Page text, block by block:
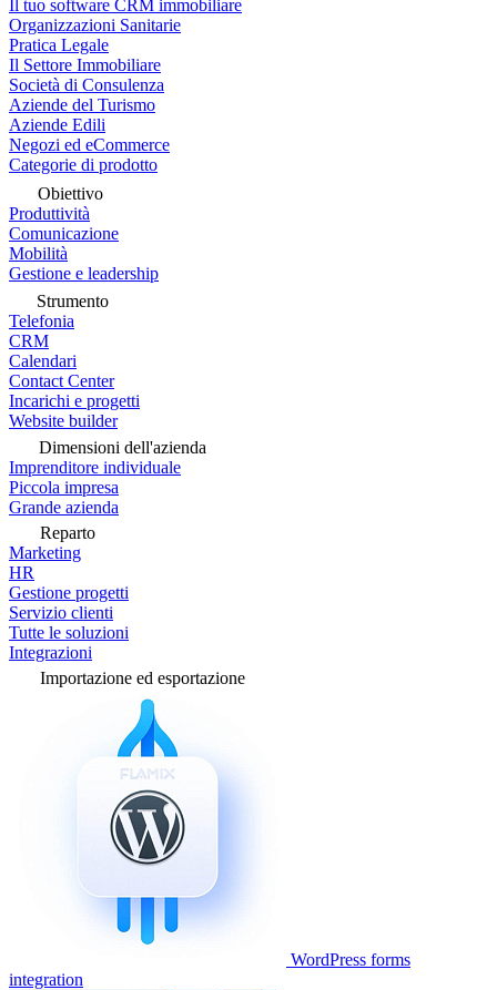
Il tuo software CRM immobiliare
Organizzazioni Sanitarie
Pratica Legale
Il Settore Immobiliare
Società di Consulenza
Aziende del Turismo
Aziende Edili
Negozi ed eCommerce
Categorie di prodotto
Obiettivo
Produttività
Comunicazione
Mobilità
Gestione e leadership
Strumento
Telefonia
CRM
Calendari
Contact Center
Incarichi e progetti
Website builder
Dimensioni dell'azienda
Imprenditore individuale
Piccola impresa
Grande azienda
Reparto
Marketing
HR
Gestione progetti
Servizio clienti
Tutte le soluzioni
Integrazioni
Importazione ed esportazione
WordPress forms
integration